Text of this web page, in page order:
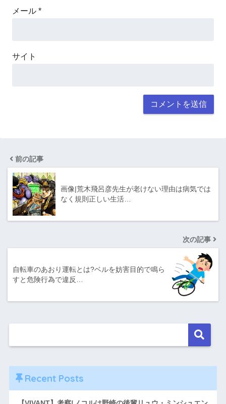
メール *
サイト
前の記事
画像|荒木飛呂彦先生が老けない理由は病気では
なく規則正しい生活…
次の記事
自転車のあおり運転とは?ベルを妨害目的で鳴ら
すと危険行為で違反…
Recent Posts